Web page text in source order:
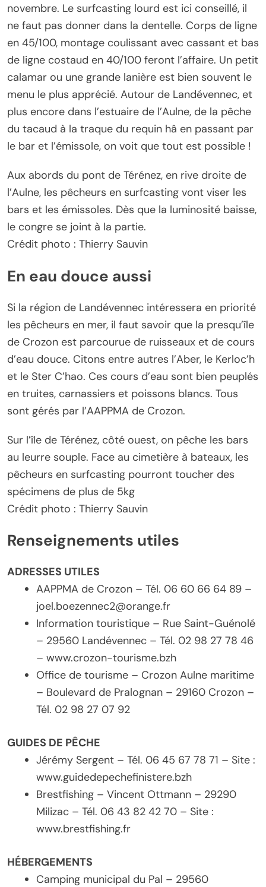
novembre. Le surfcasting lourd est ici conseillé, il
ne faut pas donner dans la dentelle. Corps de ligne
en 45/100, montage coulissant avec cassant et bas
de ligne costaud en 40/100 feront l’affaire. Un petit
calamar ou une grande lanière est bien souvent le
menu le plus apprécié. Autour de Landévennec, et
plus encore dans l’estuaire de l’Aulne, de la pêche
du tacaud à la traque du requin hâ en passant par
le bar et l’émissole, on voit que tout est possible !
Aux abords du pont de Térénez, en rive droite de
l’Aulne, les pêcheurs en surfcasting vont viser les
bars et les émissoles. Dès que la luminosité baisse,
le congre se joint à la partie.
Crédit photo : Thierry Sauvin
En eau douce aussi
Si la région de Landévennec intéressera en priorité
les pêcheurs en mer, il faut savoir que la presqu’île
de Crozon est parcourue de ruisseaux et de cours
d’eau douce. Citons entre autres l’Aber, le Kerloc’h
et le Ster C’hao. Ces cours d’eau sont bien peuplés
en truites, carnassiers et poissons blancs. Tous
sont gérés par l’AAPPMA de Crozon.
Sur l’île de Térénez, côté ouest, on pêche les bars
au leurre souple. Face au cimetière à bateaux, les
pêcheurs en surfcasting pourront toucher des
spécimens de plus de 5kg
Crédit photo : Thierry Sauvin
Renseignements utiles
ADRESSES UTILES
AAPPMA de Crozon – Tél. 06 60 66 64 89 –
joel.boezennec2@orange.fr
Information touristique – Rue Saint-Guénolé
– 29560 Landévennec – Tél. 02 98 27 78 46
– www.crozon-tourisme.bzh
Office de tourisme – Crozon Aulne maritime
– Boulevard de Pralognan – 29160 Crozon –
Tél. 02 98 27 07 92
GUIDES DE PÊCHE
Jérémy Sergent – Tél. 06 45 67 78 71 – Site :
www.guidedepechefinistere.bzh
Brestfishing – Vincent Ottmann – 29290
Milizac – Tél. 06 43 82 42 70 – Site :
www.brestfishing.fr
HÉBERGEMENTS
Camping municipal du Pal – 29560